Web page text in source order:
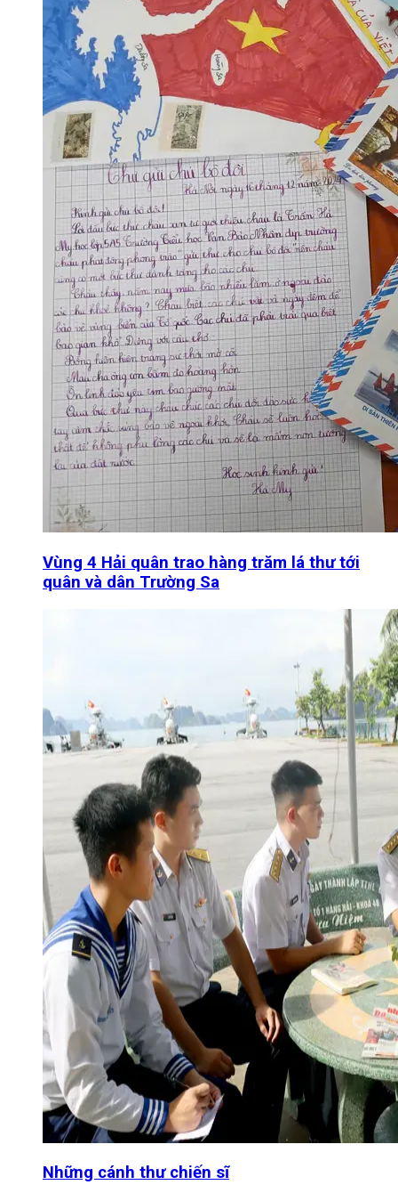
Vùng 4 Hải quân trao hàng trăm lá thư tới
quân và dân Trường Sa
Những cánh thư chiến sĩ